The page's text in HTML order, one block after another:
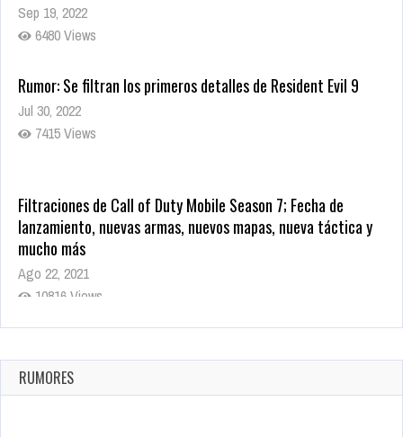
Sep 19, 2022
6480 Views
Rumor: Se filtran los primeros detalles de Resident Evil 9
Jul 30, 2022
7415 Views
Filtraciones de Call of Duty Mobile Season 7; Fecha de
lanzamiento, nuevas armas, nuevos mapas, nueva táctica y
mucho más
Ago 22, 2021
10816 Views
La configuración de Call of Duty 2021 aparentemente ya fue
Ago 8, 2021
10001 Views
RUMORES